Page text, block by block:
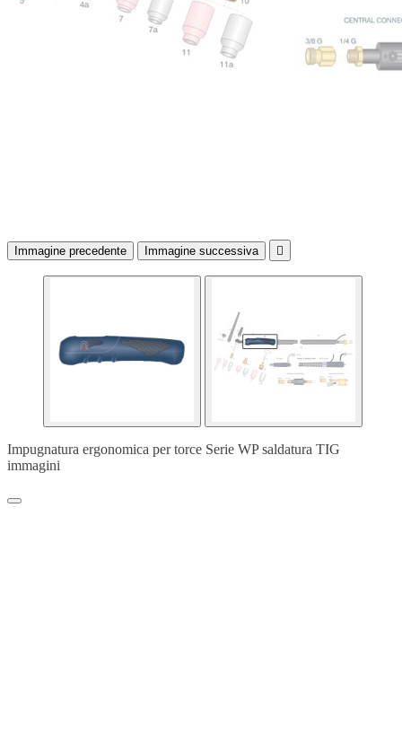
Immagine precedente Immagine successiva 
Impugnatura ergonomica per torce Serie WP saldatura TIG
immagini